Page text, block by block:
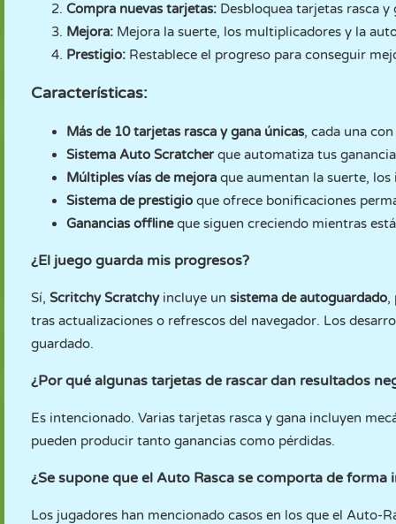
Compra nuevas tarjetas: Desbloquea tarjetas rasca
Mejora: Mejora la suerte, los multiplicadores y la
Prestigio: Restablece el progreso para conseguir
Características:
Más de 10 tarjetas rasca y gana únicas, cada una
Sistema Auto Scratcherque automatiza tus
Múltiples vías de mejora que aumentan la suerte,
Sistema de prestigio que ofrece bonificaciones
Ganancias offlineque siguen creciendo mientras
¿El juego guarda mis progresos?
Sí, Scritchy Scratchyincluye un sistema de autoguardado,
tras actualizaciones o refrescos del navegador. Los
guardado.
¿Por qué algunas tarjetas de rascar dan resultados
Es intencionado. Varias tarjetas rasca y gana incluyen
pueden producir tanto ganancias como pérdidas.
¿Se supone que el Auto Rasca se comporta de forma
Los jugadores han mencionado casos en los que el Auto-